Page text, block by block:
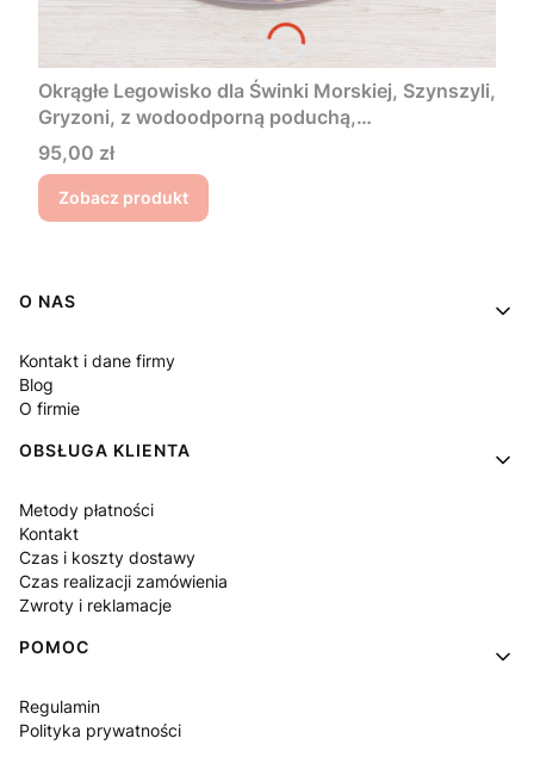
Okrągłe Legowisko dla Świnki Morskiej, Szynszyli,
Gryzoni, z wodoodporną poduchą,
antyalergicznym polarem, Polarki jak z bajki
dostępne od ręki kolorowe listki
Cena
95,00 zł
Zobacz produkt
Linki w stopce
O NAS
Kontakt i dane firmy
Blog
O firmie
OBSŁUGA KLIENTA
Metody płatności
Kontakt
Czas i koszty dostawy
Czas realizacji zamówienia
Zwroty i reklamacje
POMOC
Regulamin
Polityka prywatności